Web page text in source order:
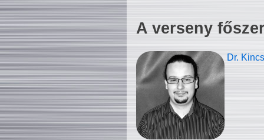
A verseny
Dr.